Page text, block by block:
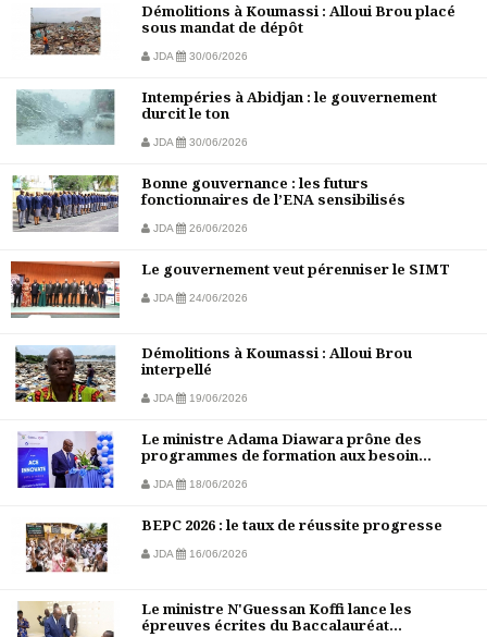
Démolitions à Koumassi : Alloui Brou placé
sous mandat de dépôt
JDA 30/06/2026
Intempéries à Abidjan : le gouvernement
durcit le ton
JDA 30/06/2026
Bonne gouvernance : les futurs
fonctionnaires de l’ENA sensibilisés
JDA 26/06/2026
Le gouvernement veut pérenniser le SIMT
JDA 24/06/2026
Démolitions à Koumassi : Alloui Brou
interpellé
JDA 19/06/2026
Le ministre Adama Diawara prône des
programmes de formation aux besoin...
JDA 18/06/2026
BEPC 2026 : le taux de réussite progresse
JDA 16/06/2026
Le ministre N'Guessan Koffi lance les
épreuves écrites du Baccalauréat...